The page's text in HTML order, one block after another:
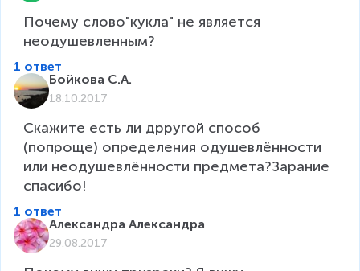
Почему слово"кукла" не является
неодушевленным?
1 ответ
Бойкова С.А.
18.10.2017
Скажите есть ли дрругой способ
(попроще) определения одушевлённости
или неодушевлённости предмета?Зарание
спасибо!
1 ответ
Александра Александра
29.08.2017